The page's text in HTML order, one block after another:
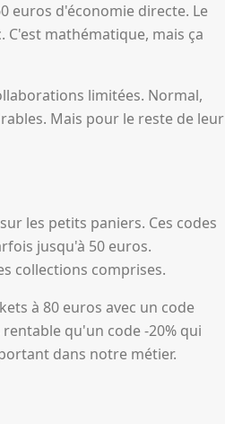
euros d'économie directe. Le
C'est mathématique, mais ça
limitées. Normal,
Mais pour le reste de leur
les petits paniers. Ces codes
jusqu'à 50 euros.
collections comprises.
à 80 euros avec un code
qu'un code -20% qui
dans notre métier.